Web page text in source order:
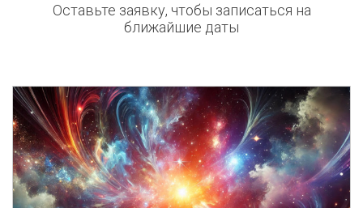
Оставьте заявку, чтобы записаться на
ближайшие даты